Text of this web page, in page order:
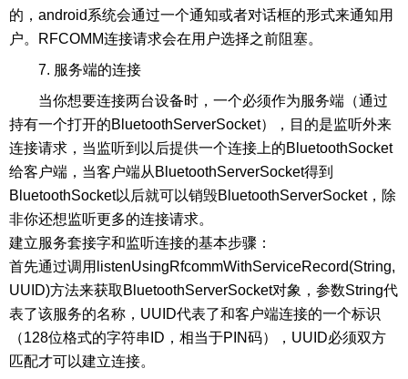
的，android系统会通过一个通知或者对话框的形式来通知用
户。RFCOMM连接请求会在用户选择之前阻塞。
7. 服务端的连接
当你想要连接两台设备时，一个必须作为服务端（通过
持有一个打开的BluetoothServerSocket），目的是监听外来
连接请求，当监听到以后提供一个连接上的BluetoothSocket
给客户端，当客户端从BluetoothServerSocket得到
BluetoothSocket以后就可以销毁BluetoothServerSocket，除
非你还想监听更多的连接请求。
建立服务套接字和监听连接的基本步骤：
首先通过调用listenUsingRfcommWithServiceRecord(String,
UUID)方法来获取BluetoothServerSocket对象，参数String代
表了该服务的名称，UUID代表了和客户端连接的一个标识
（128位格式的字符串ID，相当于PIN码），UUID必须双方
匹配才可以建立连接。